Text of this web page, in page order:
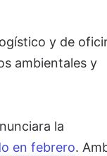
y de
ambientales y
la
en febrero.